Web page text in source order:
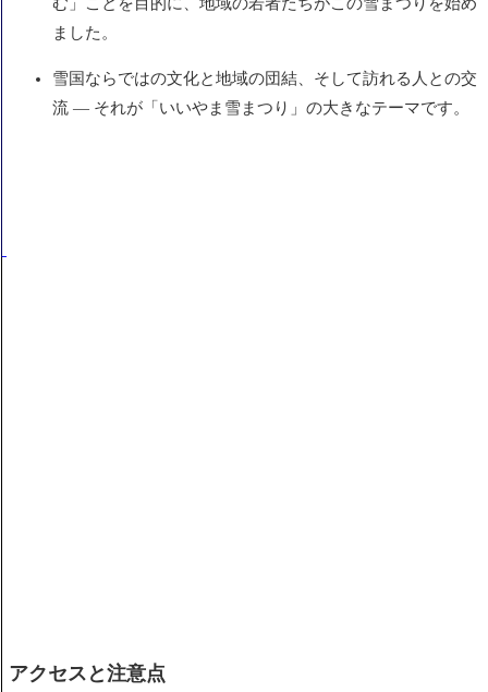
む」ことを目的に、地域の若者たちがこの雪まつりを始め
ました。
雪国ならではの文化と地域の団結、そして訪れる人との交
流 — それが「いいやま雪まつり」の大きなテーマです。
アクセスと注意点